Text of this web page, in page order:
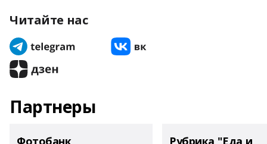
Читайте нас
Партнеры
Фотобанк Рубрика "Еда и